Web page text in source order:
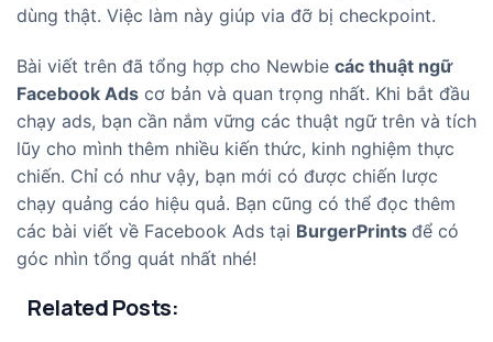
dùng thật. Việc làm này giúp via đỡ bị checkpoint.
Bài viết trên đã tổng hợp cho Newbie các thuật ngữ
Facebook Ads cơ bản và quan trọng nhất. Khi bắt đầu
chạy ads, bạn cần nắm vững các thuật ngữ trên và tích
lũy cho mình thêm nhiều kiến thức, kinh nghiệm thực
chiến. Chỉ có như vậy, bạn mới có được chiến lược
chạy quảng cáo hiệu quả. Bạn cũng có thể đọc thêm
các bài viết về Facebook Ads tại BurgerPrints để có
góc nhìn tổng quát nhất nhé!
Related Posts: